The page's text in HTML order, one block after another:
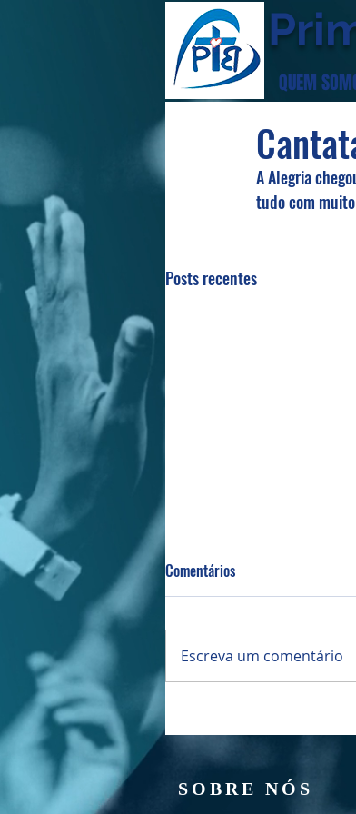
QUEM
A Alegria
tudo com
Posts recentes
Bazar da PIBI
Comentários
Escreva um comentário
SOBRE NÓS